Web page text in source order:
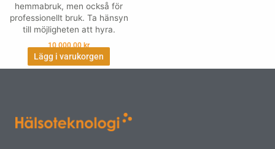
hemmabruk, men också för
professionellt bruk. Ta hänsyn
till möjligheten att hyra.
10,000.00kr
Lägg i varukorgen